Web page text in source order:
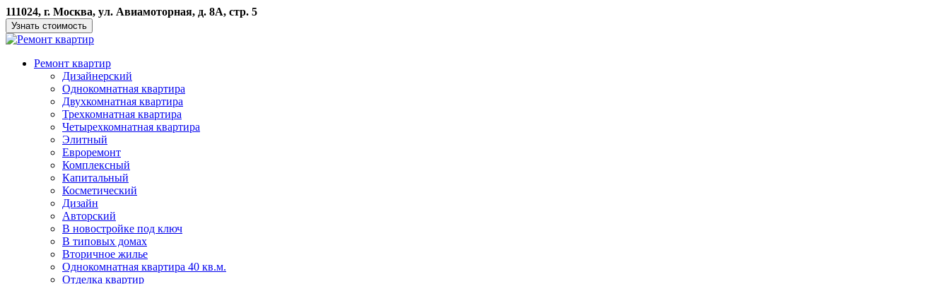
111024, г. Москва, ул. Авиамоторная, д. 8А, стр. 5
Узнать стоимость
Ремонт квартир
Дизайнерский
Однокомнатная квартира
Двухкомнатная квартира
Трехкомнатная квартира
Четырехкомнатная квартира
Элитный
Евроремонт
Комплексный
Капитальный
Косметический
Дизайн
Авторский
В новостройке под ключ
В типовых домах
Вторичное жилье
Однокомнатная квартира 40 кв.м.
Отделка квартир